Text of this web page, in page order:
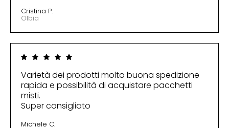
Cristina P.
Olbia
Varietà dei prodotti molto buona spedizione
rapida e possibilità di acquistare pacchetti
misti.
Super consigliato
Michele C.